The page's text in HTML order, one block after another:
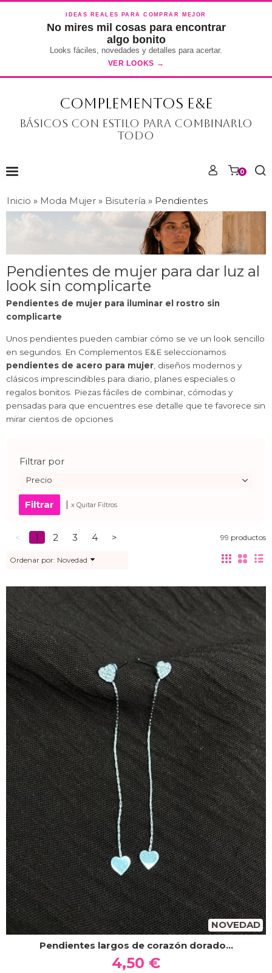
IDEAS REALES PARA COMPRAR MEJOR
No mires mil cosas para encontrar
algo bonito
Looks fáciles, novedades y detalles para acertar.
VER LOOKS →
COMPLEMENTOS E&E
Básicos con estilo para combinarlo
todo
0
Inicio » Moda Mujer » Bisutería » Pendientes
Pendientes de mujer para dar luz al
look sin complicarte
Pendientes de mujer para iluminar el rostro sin
complicarte
Unos pendientes pueden cambiar cómo se ve un look sencillo
en segundos. En Complementos E&E seleccionamos
pendientes de acero para mujer , diseños modernos y
clásicos imprescindibles para diario, planes especiales o
regalos bonitos. Piezas fáciles de combinar, cómodas y
pensadas para que encuentres ese detalle que te favorece sin
mirar cientos de opciones
Filtrar por
Precio
| x Quitar Filtros
< 1 2 3 4 > 99 productos
Ordenar por: Novedad
NOVEDAD
Pendientes largos de corazón dorado...
4,50 €